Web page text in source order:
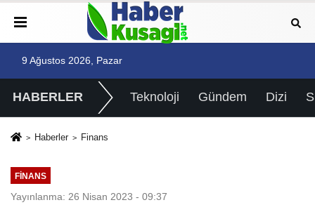
9 Ağustos 2026, Pazar
HABERLER Teknoloji Gündem Dizi
Haberler Finans
FINANS
Yayınlanma: 26 Nisan 2023 - 09:37